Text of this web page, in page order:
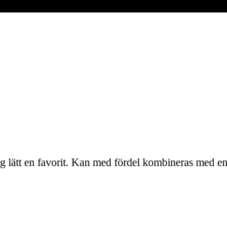
en favorit. Kan med fördel kombineras med